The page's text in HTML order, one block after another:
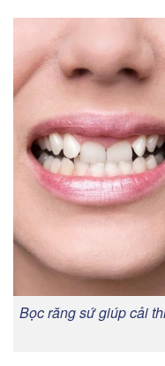
Bọc răng sứ giúp cải